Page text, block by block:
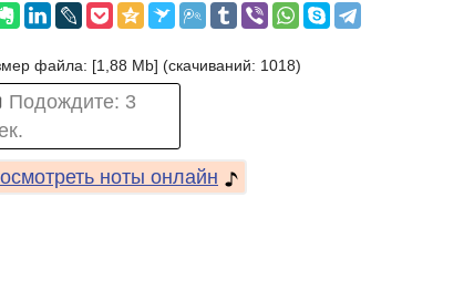
файла: [1,88 Mb] (cкачиваний: 1018)
Подождите: 2
ноты онлайн